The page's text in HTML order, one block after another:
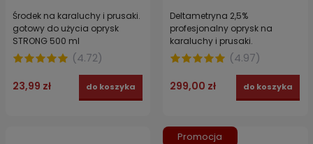
Środek na karaluchy i prusaki.
gotowy do użycia oprysk
STRONG 500 ml
(4.72)
23,99 zł do koszyka
Deltametryna 2,5%
profesjonalny oprysk na
karaluchy i prusaki.
Koncentrat owadobójczy na
karaczany STRONG 1 l
(4.97)
299,00 zł do koszyka
Promocja